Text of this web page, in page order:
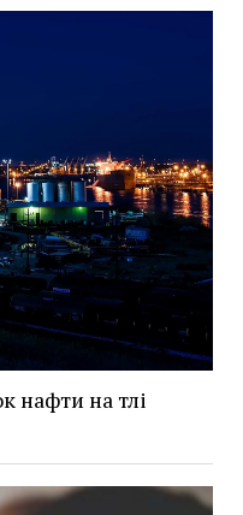
нафти на тлі